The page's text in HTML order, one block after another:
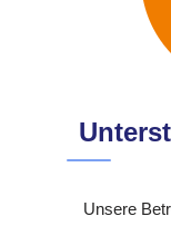
Unsere